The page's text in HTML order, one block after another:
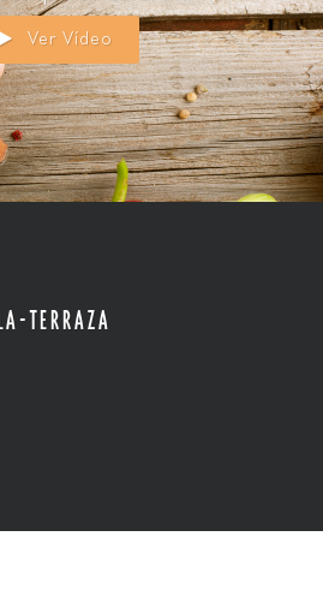
Ver Vídeo
TERRAZA